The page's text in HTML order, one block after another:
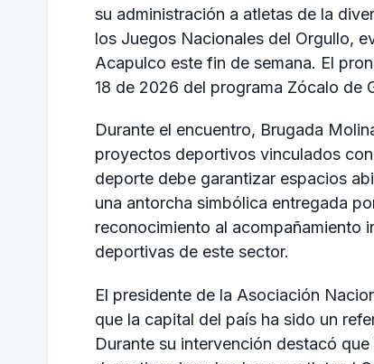
su administración a atletas de la
los Juegos Nacionales del Orgullo,
Acapulco este fin de semana. El
18 de 2026 del programa Zócalo de
Durante el encuentro, Brugada
proyectos deportivos vinculados
deporte debe garantizar espacios
una antorcha simbólica entregada
reconocimiento al acompañamiento
deportivas de este sector.
El presidente de la Asociación
que la capital del país ha sido un
Durante su intervención destacó